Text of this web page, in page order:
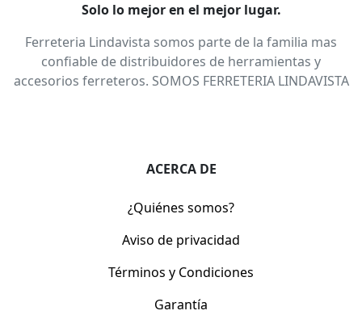
Solo lo mejor en el mejor lugar.
Ferreteria Lindavista somos parte de la familia mas
confiable de distribuidores de herramientas y
accesorios ferreteros. SOMOS FERRETERIA LINDAVISTA
ACERCA DE
¿Quiénes somos?
Aviso de privacidad
Términos y Condiciones
Garantía